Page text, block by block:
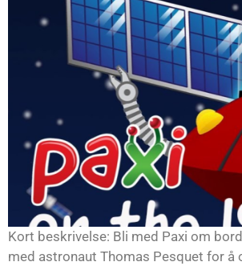
Kort beskrivelse: Bli med Paxi om
med astronaut Thomas Pesquet for å